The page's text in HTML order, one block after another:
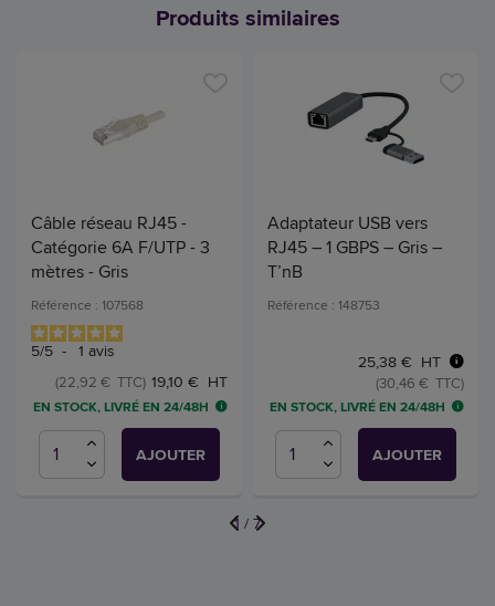
Produits similaires
Câble réseau RJ45 -
Catégorie 6A F/UTP - 3
mètres - Gris
Référence : 107568
5/5 - 1 avis
19,10 € HT
(22,92 € TTC)
EN STOCK, LIVRÉ EN 24/48H
AJOUTER
Adaptateur USB vers
RJ45 – 1 GBPS – Gris –
T’nB
Référence : 148753
25,38 € HT
(30,46 € TTC)
EN STOCK, LIVRÉ EN 24/48H
AJOUTER
1 / 7